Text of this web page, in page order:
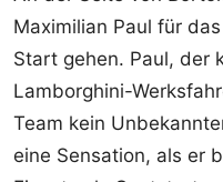
Maximilian Paul für das
Start gehen. Paul, der
Lamborghini-
Team kein
eine Sensation, als er